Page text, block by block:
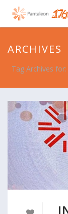
ARCHIVES
Tag Archives